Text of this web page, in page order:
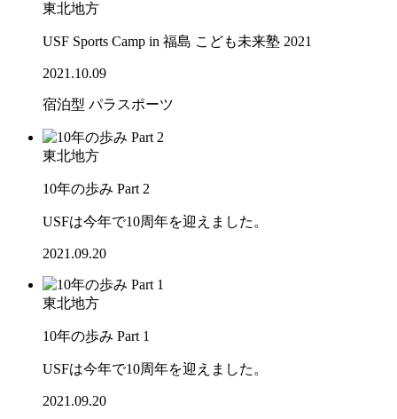
東北地方
USF Sports Camp in 福島 こども未来塾 2021
2021.10.09
宿泊型 パラスポーツ
東北地方
10年の歩み Part 2
USFは今年で10周年を迎えました。
2021.09.20
東北地方
10年の歩み Part 1
USFは今年で10周年を迎えました。
2021.09.20